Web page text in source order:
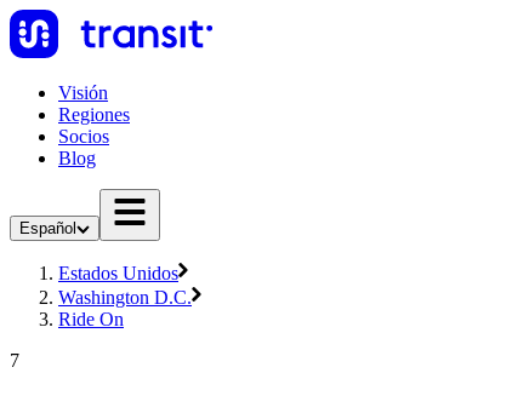
Visión
Regiones
Socios
Blog
Español
Estados Unidos
Washington D.C.
Ride On
7